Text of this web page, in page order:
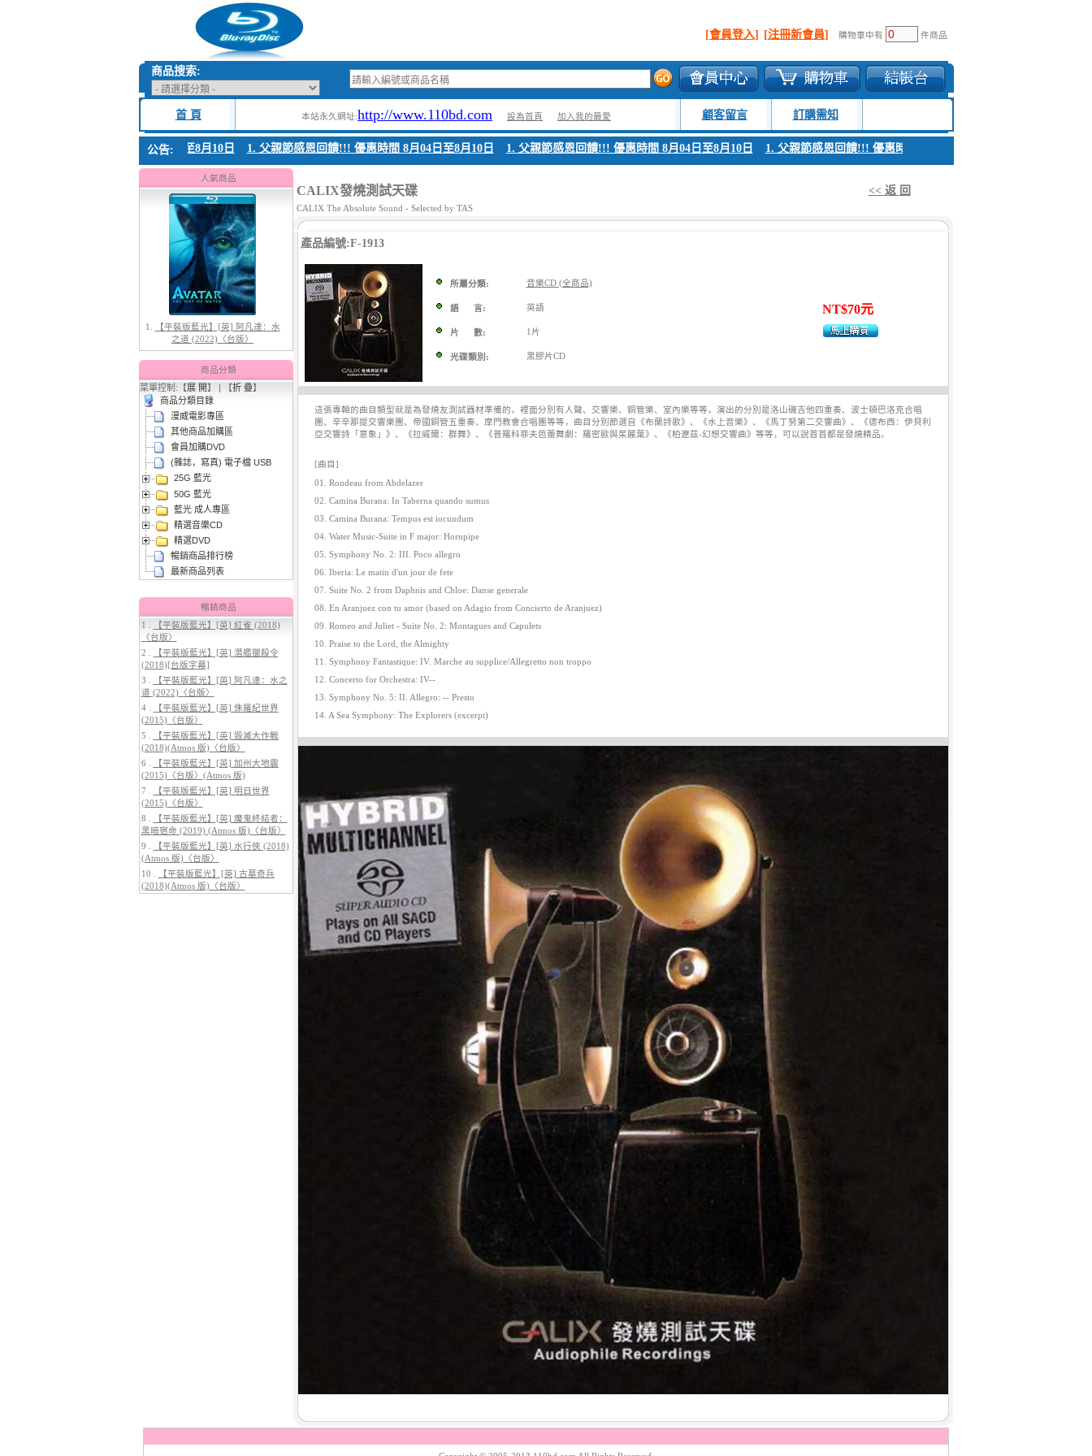
[會員登入] [注冊新會員] 購物車中有 件商品
商品搜索:
首 頁 本站永久網址:http://www.110bd.com 設為首頁 加入我的最愛 顧客留言 訂購需知
公告:
節感恩回饋!!! 優惠時間 8月04日至8月10日 1. 父親節感恩回饋!!! 優惠時間 8月04日至8月10日 1. 父親節感恩回饋!!! 優惠時間 8月04日至8月10日 1. 父親節感恩回饋!!! 優惠時間 8月04日至8月10日
人氣商品
1.【平裝版藍光】[英] 阿凡達：水
之道 (2022)〈台版〉
與燼 (2025)(Atmos 版)〈台版〉
3.【平裝版藍光】[英] 太空超人
(2026)[台版字幕]
4.【平裝版藍光】[英] 穿著PRADA
的惡魔 2 (2026)[台版字幕]
5.【平裝版藍光】[英] 巔峰獵殺
(2026)
商品分類
菜單控制:【展 開】 | 【折 疊】
商品分類目錄
漫威電影專區
其他商品加購區
會員加購DVD
(雜誌，寫真) 電子檔 USB
25G 藍光
50G 藍光
藍光 成人專區
精選音樂CD
精選DVD
暢銷商品排行榜
最新商品列表
暢銷商品
1 .
【平裝版藍光】[英] 紅雀 (2018)
〈台版〉
2 .
【平裝版藍光】[英] 潛艦獵殺令
(2018)[台版字幕]
3 .
【平裝版藍光】[英] 阿凡達：水之
道 (2022)〈台版〉
4 .
【平裝版藍光】[英] 侏羅紀世界
(2015)〈台版〉
5 .
【平裝版藍光】[英] 毀滅大作戰
(2018)(Atmos 版)〈台版〉
6 .
【平裝版藍光】[英] 加州大地震
(2015)〈台版〉(Atmos 版)
7 .
【平裝版藍光】[英] 明日世界
(2015)〈台版〉
8 .
【平裝版藍光】[英] 魔鬼終結者：
黑暗宿命 (2019) (Atmos 版)〈台版〉
9 .
【平裝版藍光】[英] 水行俠 (2018)
(Atmos 版)〈台版〉
10 .
【平裝版藍光】[英] 古墓奇兵
(2018)(Atmos 版)〈台版〉
CALIX發燒測試天碟 << 返 回
CALIX The Absolute Sound - Selected by TAS
產品編號:F-1913
所屬分類: 音樂CD (全商品)
語 言: 英語
片 數: 1片
光碟類別: 黑膠片CD
NT$70元
這張專輯的曲目類型就是為發燒友測試器材準備的，裡面分別有人聲、交響樂、銅管樂、室內樂等等，演出的分別是洛山磯吉他四重奏、波士頓巴洛克合唱
團、辛辛那提交響樂團、帝國銅管五重奏、摩門教會合唱團等等，曲目分別節選自《布蘭詩歌》、《水上音樂》、《馬丁努第二交響曲》、《德布西：伊貝利
亞交響詩「意象」》、《拉威爾：群舞》、《普羅科菲夫芭蕾舞劇：羅密歐與茱麗葉》、《柏遼茲-幻想交響曲》等等，可以說首首都是發燒精品。
[曲目]
01. Rondeau from Abdelazer
02. Camina Burana: In Taberna quando sumus
03. Camina Burana: Tempus est iocundum
04. Water Music-Suite in F major: Hornpipe
05. Symphony No. 2: III. Poco allegro
06. Iberia: Le matin d'un jour de fete
07. Suite No. 2 from Daphnis and Chloe: Danse generale
08. En Aranjuez con tu amor (based on Adagio from Concierto de Aranjuez)
09. Romeo and Juliet - Suite No. 2: Montagues and Capulets
10. Praise to the Lord, the Almighty
11. Symphony Fantastique: IV. Marche au supplice/Allegretto non troppo
12. Concerto for Orchestra: IV--
13. Symphony No. 5: II. Allegro: -- Presto
14. A Sea Symphony: The Explorers (excerpt)